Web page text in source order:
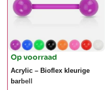
Op voorraad
Acrylic – Bioflex kleurige
barbell